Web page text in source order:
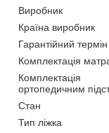
Виробник
Країна виробник
Гарантійний термін
Комплектація
Комплектація
ортопедичним
Стан
Тип ліжка